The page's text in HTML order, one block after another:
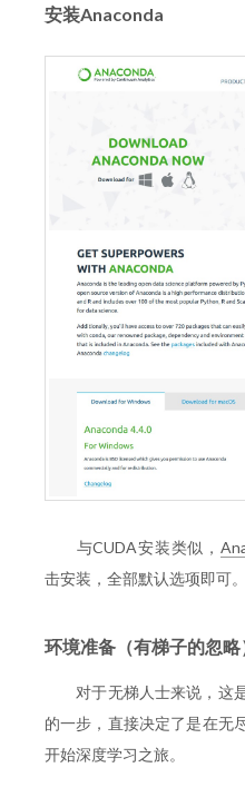
安装Anaconda
与CUDA安装类似，
击安装，全部默认选项即可。
环境准备（有梯子的忽略
对于无梯人士来说，这是
的一步，直接决定了是在无
开始深度学习之旅。